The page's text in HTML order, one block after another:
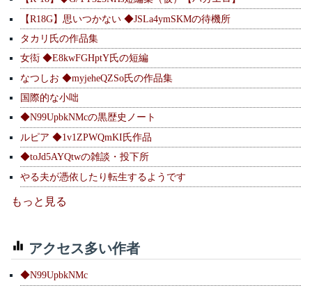
【R18G】思いつかない ◆JSLa4ymSKMの待機所
タカリ氏の作品集
女衒 ◆E8kwFGHptY氏の短編
なつしお ◆myjeheQZSo氏の作品集
国際的な小咄
◆N99UpbkNMcの黒歴史ノート
ルピア ◆1v1ZPWQmKI氏作品
◆toJd5AYQtwの雑談・投下所
やる夫が憑依したり転生するようです
もっと見る
アクセス多い作者
◆N99UpbkNMc